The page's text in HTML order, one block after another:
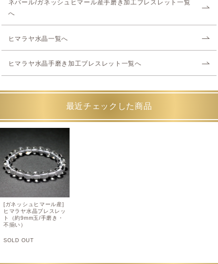
ネパール/ガネッシュヒマール産手磨き加工ブレスレット一覧
へ
ヒマラヤ水晶一覧へ
ヒマラヤ水晶手磨き加工ブレスレット一覧へ
最近チェックした商品
[ガネッシュヒマール産]
ヒマラヤ水晶ブレスレッ
ト（約9mm玉/手磨き・
不揃い）
SOLD OUT